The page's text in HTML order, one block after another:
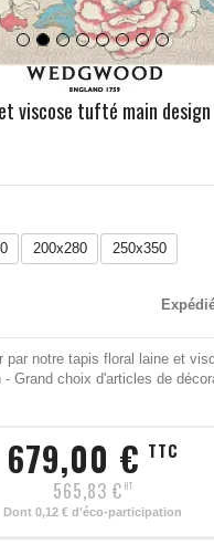
viscose tufté main design
200x280 250x350
par notre tapis floral laine et
Grand choix d'articles de
679,00 € TTC
565,83 € HT
Dont 0,12 € d'éco-participation